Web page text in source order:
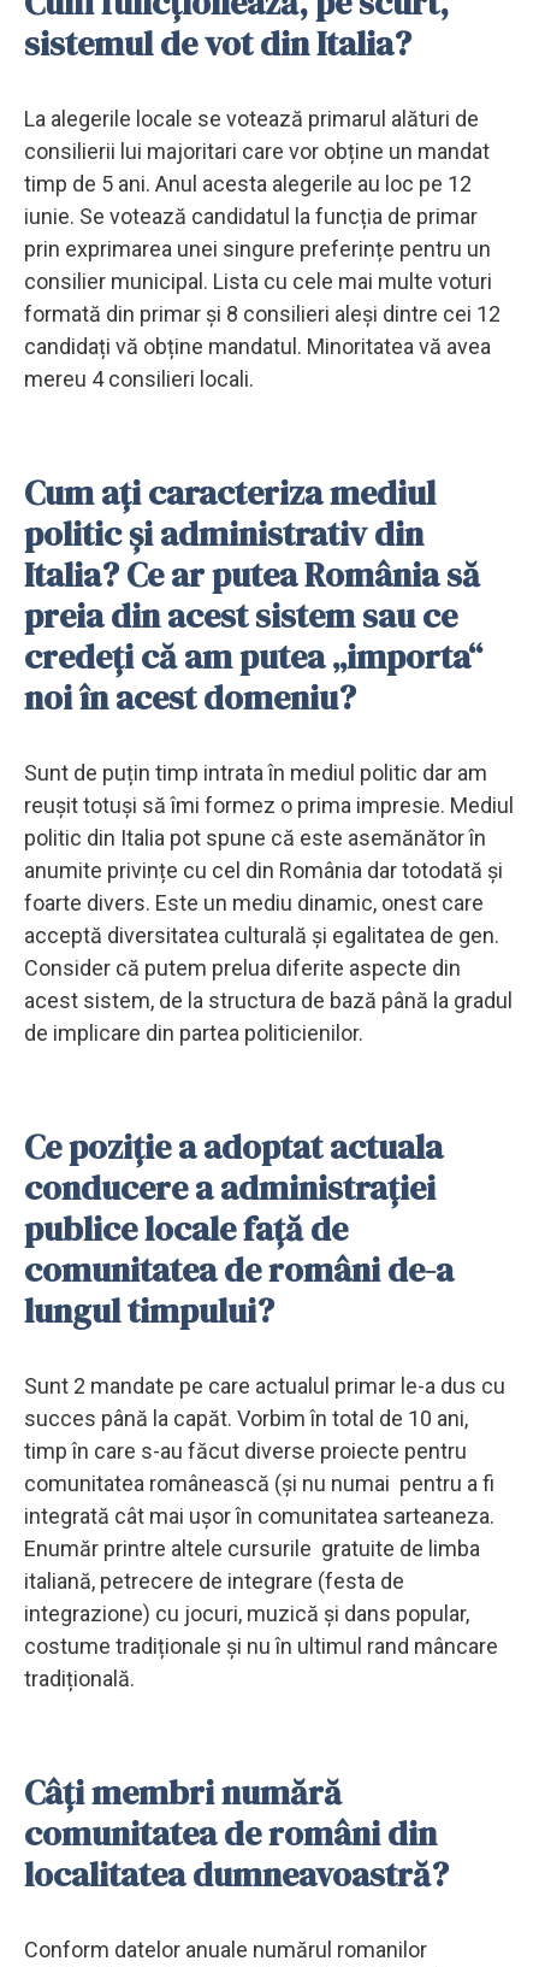
sistemul de vot din Italia?
La alegerile locale se votează primarul alături de
consilierii lui majoritari care vor obține un mandat
timp de 5 ani. Anul acesta alegerile au loc pe 12
iunie. Se votează candidatul la funcția de primar
prin exprimarea unei singure preferințe pentru un
consilier municipal. Lista cu cele mai multe voturi
formată din primar și 8 consilieri aleși dintre cei 12
candidați vă obține mandatul. Minoritatea vă avea
mereu 4 consilieri locali.
Cum ați caracteriza mediul
politic și administrativ din
Italia? Ce ar putea România să
preia din acest sistem sau ce
credeți că am putea „importa“
noi în acest domeniu?
Sunt de puțin timp intrata în mediul politic dar am
reușit totuși să îmi formez o prima impresie. Mediul
politic din Italia pot spune că este asemănător în
anumite privințe cu cel din România dar totodată și
foarte divers. Este un mediu dinamic, onest care
acceptă diversitatea culturală și egalitatea de gen.
Consider că putem prelua diferite aspecte din
acest sistem, de la structura de bază până la gradul
de implicare din partea politicienilor.
Ce poziție a adoptat actuala
conducere a administrației
publice locale față de
comunitatea de români de-a
lungul timpului?
Sunt 2 mandate pe care actualul primar le-a dus cu
succes până la capăt. Vorbim în total de 10 ani,
timp în care s-au făcut diverse proiecte pentru
comunitatea românească (și nu numai pentru a fi
integrată cât mai ușor în comunitatea sarteaneza.
Enumăr printre altele cursurile gratuite de limba
italiană, petrecere de integrare (festa de
integrazione) cu jocuri, muzică și dans popular,
costume tradiționale și nu în ultimul rand mâncare
tradițională.
Câți membri numără
comunitatea de români din
localitatea dumneavoastră?
Conform datelor anuale numărul romanilor